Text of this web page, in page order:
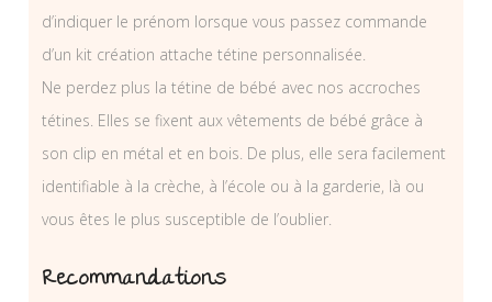
d’indiquer le prénom lorsque vous passez commande
d’un kit création attache tétine personnalisée.
Ne perdez plus la tétine de bébé avec nos accroches
tétines. Elles se fixent aux vêtements de bébé grâce à
son clip en métal et en bois. De plus, elle sera facilement
identifiable à la crèche, à l’école ou à la garderie, là ou
vous êtes le plus susceptible de l’oublier.
Recommandations